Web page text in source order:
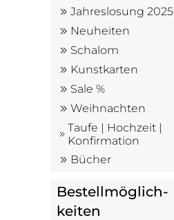
Jahreslosung 2025
Neuheiten
Schalom
Kunstkarten
Sale %
Weihnachten
Taufe | Hochzeit |
Konfirmation
Bücher
Bestell­möglich­
keiten